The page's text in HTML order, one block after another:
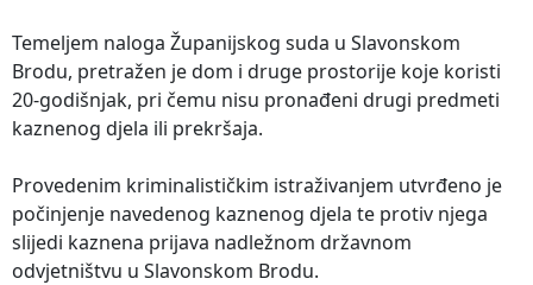
Temeljem naloga Županijskog suda u Slavonskom
Brodu, pretražen je dom i druge prostorije koje koristi
20-godišnjak, pri čemu nisu pronađeni drugi predmeti
kaznenog djela ili prekršaja.
Provedenim kriminalističkim istraživanjem utvrđeno je
počinjenje navedenog kaznenog djela te protiv njega
slijedi kaznena prijava nadležnom državnom
odvjetništvu u Slavonskom Brodu.